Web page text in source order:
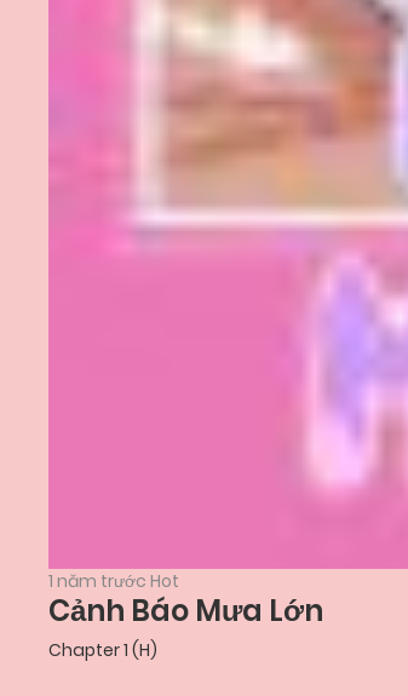
1 năm trước Hot
Cảnh Báo Mưa Lớn
Chapter 1 (H)